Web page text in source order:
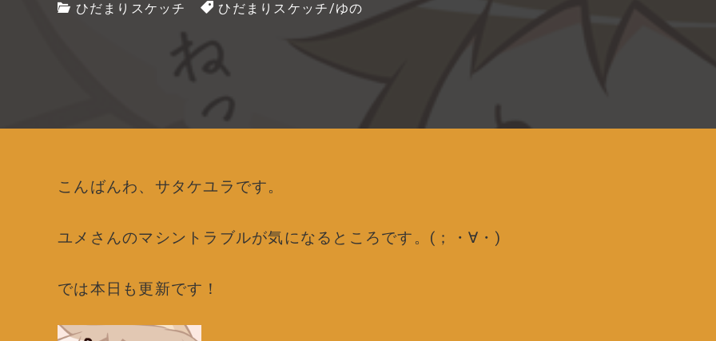
ひだまりスケッチ ひだまりスケッチ/ゆの
こんばんわ、サタケユラです。
ユメさんのマシントラブルが気になるところです。(；・∀・)
では本日も更新です！